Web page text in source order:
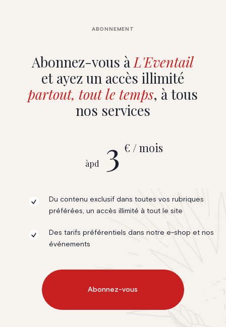
Abonnez-vous àL'Eventail
et ayez un accès illimité
partout, tout le temps, à tous
nos services
ABONNEMENT
àpd 3 € / mois
Du contenu exclusif dans toutes vos rubriques
préférées, un accès illimité à tout le site
Des tarifs préférentiels dans notre e-shop et nos
événements
Abonnez-vous